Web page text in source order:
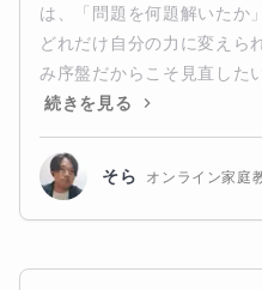
は、「問題を何題解いたか
どれだけ自分の力に変えら
み序盤だからこそ見直した
続きを見る
そら オンライン家庭